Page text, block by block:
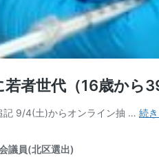
若者世代（16歳から
記 9/4(土)からオンライン抽 … 続
議員(北区選出)